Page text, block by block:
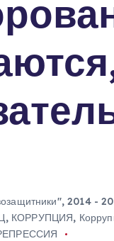
,2014 -
, КОРРУПЦИЯ,